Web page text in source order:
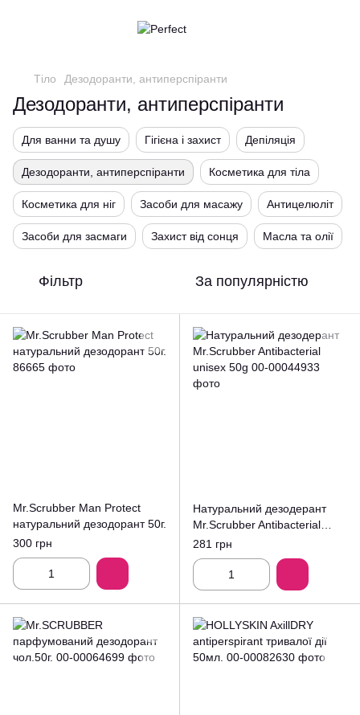
Тіло Дезодоранти, антиперспіранти
Дезодоранти, антиперспіранти
Для ванни та душу Гігієна і захист Депіляція
Дезодоранти, антиперспіранти Косметика для тіла
Косметика для ніг Засоби для масажу Антицелюліт
Засоби для засмаги Захист від сонця Масла та олії
Фільтр За популярністю
Mr.Scrubber Man Protect
натуральний дезодорант 50г.
300 грн
Натуральний дезодерант
Mr.Scrubber Antibacterial
unisex 50g
281 грн